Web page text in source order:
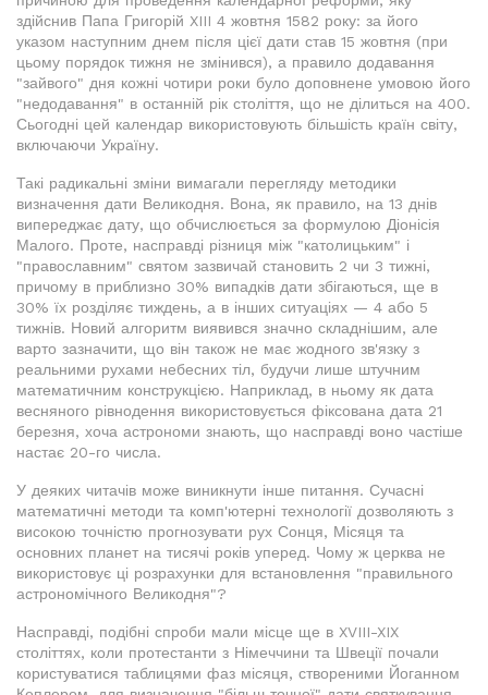
здійснив Папа Григорій XIII 4 жовтня 1582 року: за його
указом наступним днем після цієї дати став 15 жовтня (при
цьому порядок тижня не змінився), а правило додавання
"зайвого" дня кожні чотири роки було доповнене умовою його
"недодавання" в останній рік століття, що не ділиться на 400.
Сьогодні цей календар використовують більшість країн світу,
включаючи Україну.
Такі радикальні зміни вимагали перегляду методики
визначення дати Великодня. Вона, як правило, на 13 днів
випереджає дату, що обчислюється за формулою Діонісія
Малого. Проте, насправді різниця між "католицьким" і
"православним" святом зазвичай становить 2 чи 3 тижні,
причому в приблизно 30% випадків дати збігаються, ще в
30% їх розділяє тиждень, а в інших ситуаціях — 4 або 5
тижнів. Новий алгоритм виявився значно складнішим, але
варто зазначити, що він також не має жодного зв'язку з
реальними рухами небесних тіл, будучи лише штучним
математичним конструкцією. Наприклад, в ньому як дата
весняного рівнодення використовується фіксована дата 21
березня, хоча астрономи знають, що насправді воно частіше
настає 20-го числа.
У деяких читачів може виникнути інше питання. Сучасні
математичні методи та комп'ютерні технології дозволяють з
високою точністю прогнозувати рух Сонця, Місяця та
основних планет на тисячі років уперед. Чому ж церква не
використовує ці розрахунки для встановлення "правильного
астрономічного Великодня"?
Насправді, подібні спроби мали місце ще в XVIII-XIX
століттях, коли протестанти з Німеччини та Швеції почали
користуватися таблицями фаз місяця, створеними Йоганном